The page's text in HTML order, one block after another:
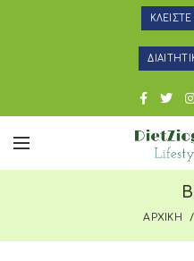
ΑΡΧΙΚΗ